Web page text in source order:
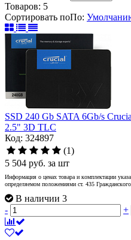
Товаров: 5
Сортировать поПо:
SSD 240 Gb SATA 6Gb/s
2.5" 3D TLC
Код: 324897
(1)
5 504 руб. за шт
Информация о ценах товара и комплектации
определяемом положениями ст. 435
В наличии 3
-
+